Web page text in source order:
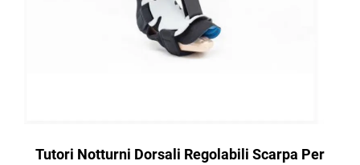
Tutori Notturni Dorsali Regolabili Scarpa Per